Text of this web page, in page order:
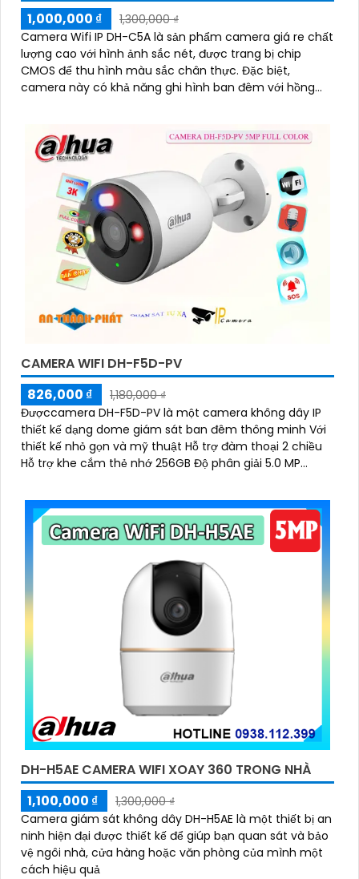
1,000,000 ₫
1,300,000 ₫
Camera Wifi IP DH-C5A là sản phẩm camera giá re chất
lượng cao với hình ảnh sắc nét, được trang bị chip
CMOS để thu hình màu sắc chân thực. Đặc biệt,
camera này có khả năng ghi hình ban đêm với hồng
CAMERA WIFI DH-F5D-PV
826,000 ₫
1,180,000 ₫
Đượccamera DH-F5D-PV là một camera không dây IP
thiết kế dạng dome giám sát ban đêm thông minh Với
thiết kế nhỏ gọn và mỹ thuật Hỗ trợ đàm thoại 2 chiều
Hỗ trợ khe cắm thẻ nhớ 256GB Độ phân giải 5.0 MP
DH-H5AE CAMERA WIFI XOAY 360 TRONG NHÀ
1,100,000 ₫
1,300,000 ₫
Camera giám sát không dây DH-H5AE là một thiết bị an
ninh hiện đại được thiết kế để giúp bạn quan sát và bảo
vệ ngôi nhà, cửa hàng hoặc văn phòng của mình một
cách hiệu quả